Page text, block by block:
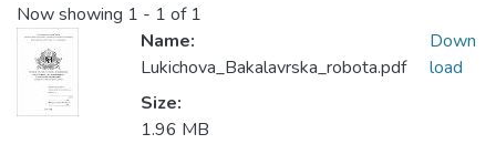
Now showing 1 - 1 of 1
Name:
Lukichova_Bakalavrska_robota.pdf
Size:
1.96 MB
Down
load